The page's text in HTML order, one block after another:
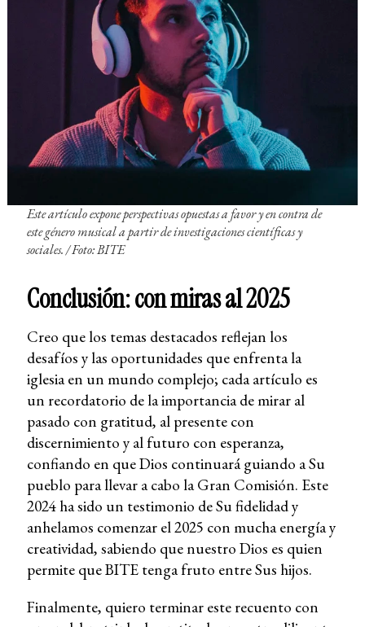
Este artículo expone perspectivas opuestas a favor y en contra de
este género musical a partir de investigaciones científicas y
sociales. / Foto: BITE
Conclusión: con miras al 2025
Creo que los temas destacados reflejan los
desafíos y las oportunidades que enfrenta la
iglesia en un mundo complejo; cada artículo es
un recordatorio de la importancia de mirar al
pasado con gratitud, al presente con
discernimiento y al futuro con esperanza,
confiando en que Dios continuará guiando a Su
pueblo para llevar a cabo la Gran Comisión. Este
2024 ha sido un testimonio de Su fidelidad y
anhelamos comenzar el 2025 con mucha energía y
creatividad, sabiendo que nuestro Dios es quien
permite que BITE tenga fruto entre Sus hijos.
Finalmente, quiero terminar este recuento con